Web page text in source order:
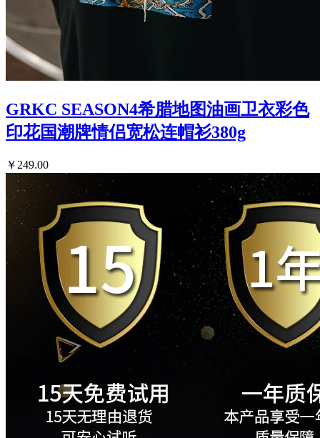
GRKC SEASON4希腊地图油画卫衣彩色
印花国潮牌情侣宽松连帽衫380g
￥249.00